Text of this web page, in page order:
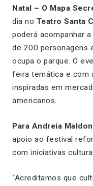
Natal – O Mapa
dia no Teatro Santa
poderá acompanhar a
de 200 personagens
ocupa o parque. O
feira temática e com
inspiradas em
americanos.
Para Andreia
apoio ao festival
com iniciativas
“Acreditamos que